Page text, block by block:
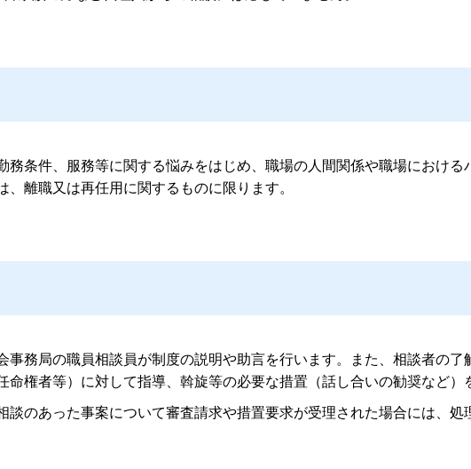
条件、服務等に関する悩みをはじめ、職場の人間関係や職場におけ
離職又は再任用に関するものに限ります。
務局の職員相談員が制度の説明や助言を行います。また、相談者の
権者等）に対して指導、斡旋等の必要な措置（話し合いの勧奨など）
のあった事案について審査請求や措置要求が受理された場合には、処